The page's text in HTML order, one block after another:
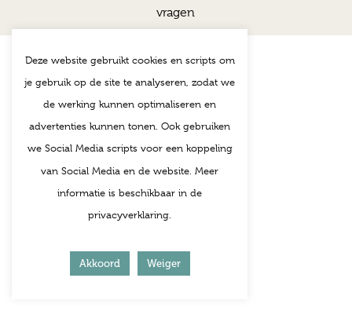
vragen
Deze website gebruikt cookies en scripts om
je gebruik op de site te analyseren, zodat we
de werking kunnen optimaliseren en
advertenties kunnen tonen. Ook gebruiken
we Social Media scripts voor een koppeling
van Social Media en de website. Meer
informatie is beschikbaar in de
privacyverklaring.
Akkoord Weiger